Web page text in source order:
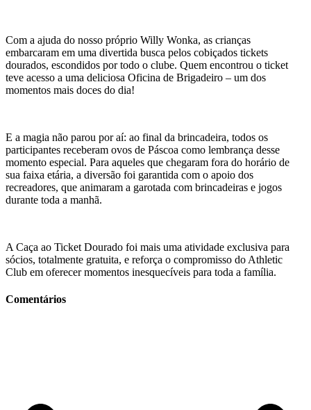
Com a ajuda do nosso próprio Willy Wonka, as crianças
embarcaram em uma divertida busca pelos cobiçados tickets
dourados, escondidos por todo o clube. Quem encontrou o ticket
teve acesso a uma deliciosa Oficina de Brigadeiro – um dos
momentos mais doces do dia!
E a magia não parou por aí: ao final da brincadeira, todos os
participantes receberam ovos de Páscoa como lembrança desse
momento especial. Para aqueles que chegaram fora do horário de
sua faixa etária, a diversão foi garantida com o apoio dos
recreadores, que animaram a garotada com brincadeiras e jogos
durante toda a manhã.
A Caça ao Ticket Dourado foi mais uma atividade exclusiva para
sócios, totalmente gratuita, e reforça o compromisso do Athletic
Club em oferecer momentos inesquecíveis para toda a família.
Comentários